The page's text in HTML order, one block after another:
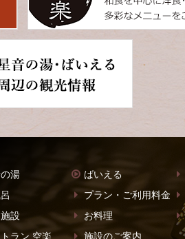
湯
設
ラン 空楽
ばいえる
プラン・ご利用料金
お料理
施設のご案内